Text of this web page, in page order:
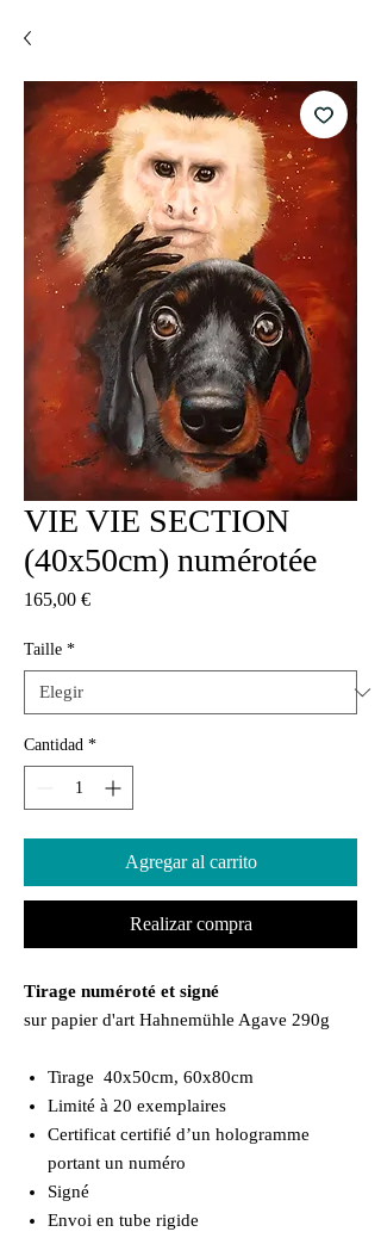
VIE VIE SECTION
(40x50cm) numérotée
165,00 €Precio
Taille *
Cantidad *
Agregar al carrito
Realizar compra
Tirage numéroté et signé
sur papier d'art Hahnemühle Agave 290g
Tirage 40x50cm, 60x80cm
Limité à 20 exemplaires
Certificat certifié d’un hologramme
portant un numéro
Signé
Envoi en tube rigide